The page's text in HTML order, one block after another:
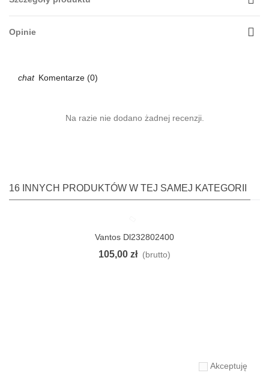
Opinie
Komentarze (0)
Na razie nie dodano żadnej recenzji.
16 INNYCH PRODUKTÓW W TEJ SAMEJ KATEGORII
Pokaż
Vantos Dl232802400
105,00 zł (brutto)
Akceptuję